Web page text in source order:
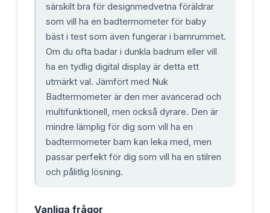
särskilt bra för designmedvetna föräldrar
som vill ha en badtermometer för baby
bäst i test som även fungerar i barnrummet.
Om du ofta badar i dunkla badrum eller vill
ha en tydlig digital display är detta ett
utmärkt val. Jämfört med Nuk
Badtermometer är den mer avancerad och
multifunktionell, men också dyrare. Den är
mindre lämplig för dig som vill ha en
badtermometer barn kan leka med, men
passar perfekt för dig som vill ha en stilren
och pålitlig lösning.
Vanliga frågor